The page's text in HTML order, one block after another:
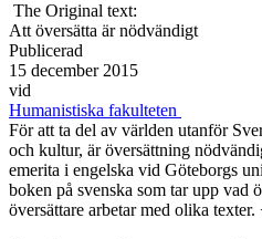
The Original text:
Att översätta är nödvändigt
Publicerad
15 december 2015
vid
Humanistiska fakulteten
För att ta del av världen utanför
och kultur, är översättning
emerita i engelska vid Göteborgs
boken på svenska som tar upp vad
översättare arbetar med olika texter.